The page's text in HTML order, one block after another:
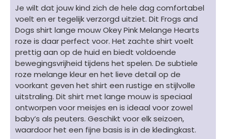
Melange
Hearts
-
tekst
roze
aantal
Je wilt dat jouw kind zich de hele dag comfortabel
voelt en er tegelijk verzorgd uitziet. Dit Frogs and
Dogs shirt lange mouw Okey Pink Melange Hearts
roze is daar perfect voor. Het zachte shirt voelt
prettig aan op de huid en biedt voldoende
bewegingsvrijheid tijdens het spelen. De subtiele
roze melange kleur en het lieve detail op de
voorkant geven het shirt een rustige en stijlvolle
uitstraling. Dit shirt met lange mouw is speciaal
ontworpen voor meisjes en is ideaal voor zowel
baby’s als peuters. Geschikt voor elk seizoen,
waardoor het een fijne basis is in de kledingkast.